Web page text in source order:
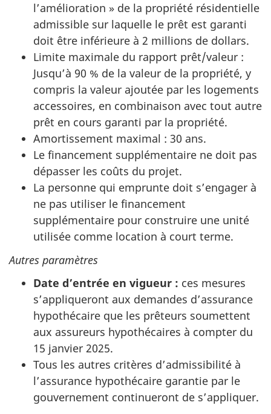
l’amélioration » de la propriété résidentielle
admissible sur laquelle le prêt est garanti
doit être inférieure à 2 millions de dollars.
Limite maximale du rapport prêt/valeur :
Jusqu’à 90 % de la valeur de la propriété, y
compris la valeur ajoutée par les logements
accessoires, en combinaison avec tout autre
prêt en cours garanti par la propriété.
Amortissement maximal : 30 ans.
Le financement supplémentaire ne doit pas
dépasser les coûts du projet.
La personne qui emprunte doit s’engager à
ne pas utiliser le financement
supplémentaire pour construire une unité
utilisée comme location à court terme.
Autres paramètres
Date d’entrée en vigueur : ces mesures
s’appliqueront aux demandes d’assurance
hypothécaire que les prêteurs soumettent
aux assureurs hypothécaires à compter du
15 janvier 2025.
Tous les autres critères d’admissibilité à
l’assurance hypothécaire garantie par le
gouvernement continueront de s’appliquer.